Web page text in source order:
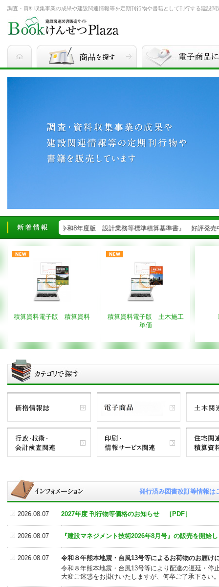
調査・資料収集事業の成果や建設関連情報等を定期刊行物や書籍として刊行する建設
★★ 『令和8年度版 設計業務等標準積算基準書』 好評発売
積算資料電子版 積算資料
積算資料電子版 土木施工
単価
発行済み図書改訂等情報は
2026.08.07 2027年度 刊行物等価格のお知らせ ［PDF］
2026.08.07 『建設マネジメント技術2026年8月号』の販売を開始
2026.08.07
令和８年熊本地震・台風13号等によるお荷物のお届け
令和８年熊本地震・台風13号等により配達の遅延・停
大変ご迷惑をお掛けいたしますが、何卒ご了承下さい